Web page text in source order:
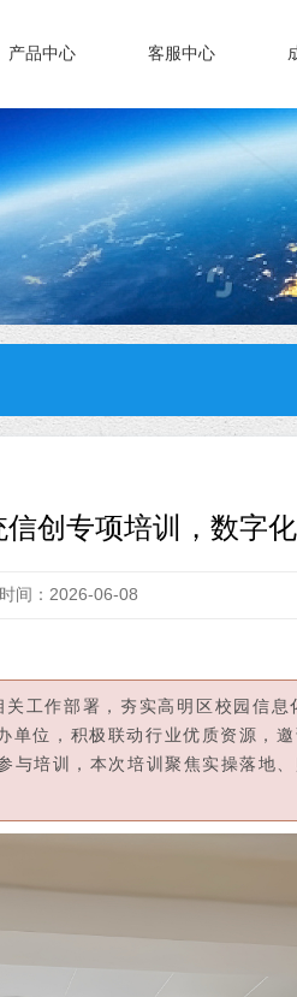
产品中心 客服中心
创专项培训，数字
间：2026-06-08
工作部署，夯实高明区校园信
位，积极联动行业优质资源，
培训，本次培训聚焦实操落地